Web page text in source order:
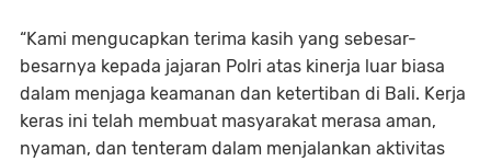
“Kami mengucapkan terima kasih yang sebesar-
besarnya kepada jajaran Polri atas kinerja luar biasa
dalam menjaga keamanan dan ketertiban di Bali. Kerja
keras ini telah membuat masyarakat merasa aman,
nyaman, dan tenteram dalam menjalankan aktivitas